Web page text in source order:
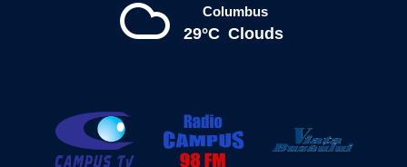
Columbus
29°C Clouds